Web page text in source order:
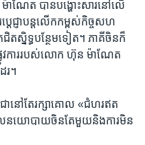
ណែត បាន​បង្ហោះ​សារ​នៅ​លើ​
េជ្ញា​បន្ត​លើក​កម្ពស់​កិច្ច​សហ
ជិតស្និទ្ធ​បន្ថែម​ទៀត។ ភាគី​ចិន​ក៏​
វការ​របស់​លោក ហ៊ុន ម៉ាណែត
រ។
នៅតែ​រក្សា​គោល «ជំហរ​ឥត​
ល​នយោបាយ​ចិន​តែ​មួយ​និង​ការ​មិន​